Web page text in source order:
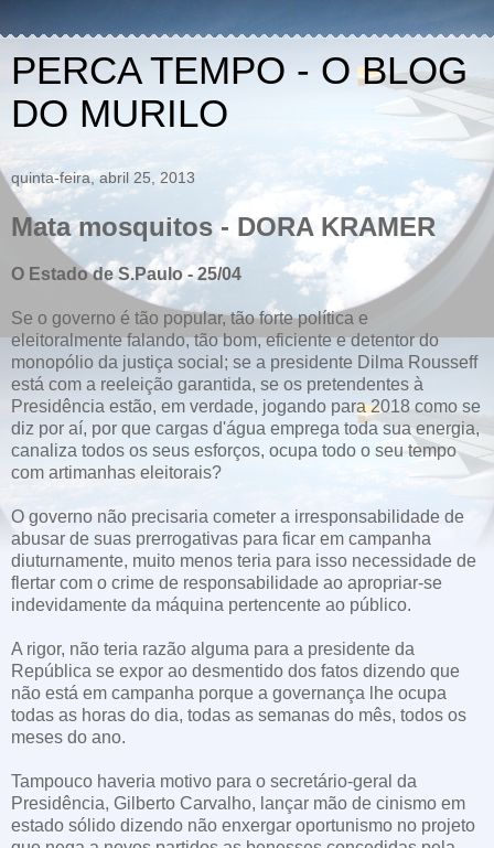
PERCA TEMPO - O BLOG
DO MURILO
quinta-feira, abril 25, 2013
Mata mosquitos - DORA KRAMER
O Estado de S.Paulo - 25/04
Se o governo é tão popular, tão forte política e
eleitoralmente falando, tão bom, eficiente e detentor do
monopólio da justiça social; se a presidente Dilma Rousseff
está com a reeleição garantida, se os pretendentes à
Presidência estão, em verdade, jogando para 2018 como se
diz por aí, por que cargas d'água emprega toda sua energia,
canaliza todos os seus esforços, ocupa todo o seu tempo
com artimanhas eleitorais?
O governo não precisaria cometer a irresponsabilidade de
abusar de suas prerrogativas para ficar em campanha
diuturnamente, muito menos teria para isso necessidade de
flertar com o crime de responsabilidade ao apropriar-se
indevidamente da máquina pertencente ao público.
A rigor, não teria razão alguma para a presidente da
República se expor ao desmentido dos fatos dizendo que
não está em campanha porque a governança lhe ocupa
todas as horas do dia, todas as semanas do mês, todos os
meses do ano.
Tampouco haveria motivo para o secretário-geral da
Presidência, Gilberto Carvalho, lançar mão de cinismo em
estado sólido dizendo não enxergar oportunismo no projeto